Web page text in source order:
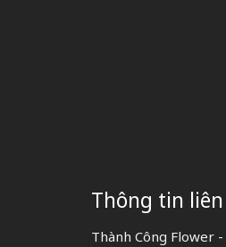
Thông tin
Thành Công Flower